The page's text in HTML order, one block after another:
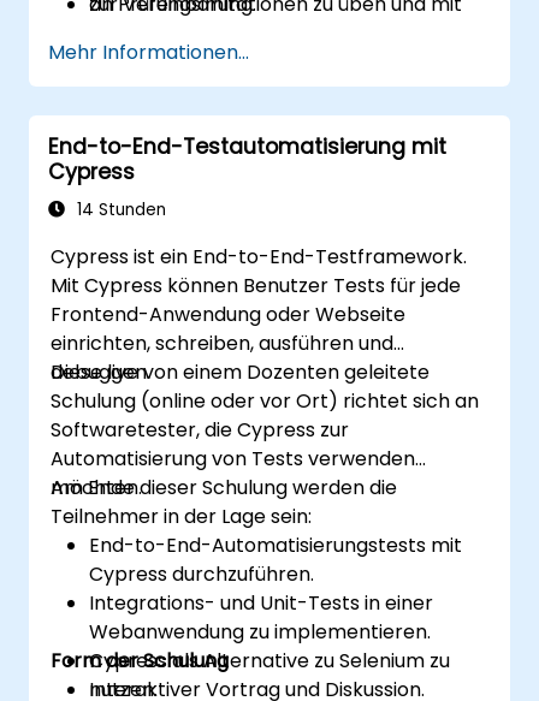
werden.
Mehr Informationen...
End-to-End-Testautomatisierung mit
Cypress
14 Stunden
Cypress ist ein End-to-End-Testframework.
Mit Cypress können Benutzer Tests für jede
Frontend-Anwendung oder Webseite
einrichten, schreiben, ausführen und
debuggen.
Diese live von einem Dozenten geleitete
Schulung (online oder vor Ort) richtet sich an
Softwaretester, die Cypress zur
Automatisierung von Tests verwenden
möchten.
Am Ende dieser Schulung werden die
Teilnehmer in der Lage sein:
End-to-End-Automatisierungstests mit
Cypress durchzuführen.
Integrations- und Unit-Tests in einer
Webanwendung zu implementieren.
Cypress als Alternative zu Selenium zu
nutzen.
Form der Schulung
Interaktiver Vortrag und Diskussion.